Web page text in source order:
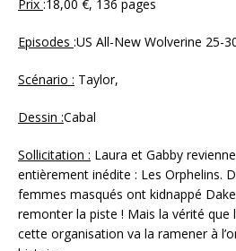
Prix :18,00 €, 136 pages
Episodes :US All-New Wolverine 25-
Scénario : Taylor,
Dessin :Cabal
Sollicitation : Laura et Gabby
entièrement inédite : Les Orphelins.
femmes masqués ont kidnappé
remonter la piste ! Mais la vérité que
cette organisation va la ramener à